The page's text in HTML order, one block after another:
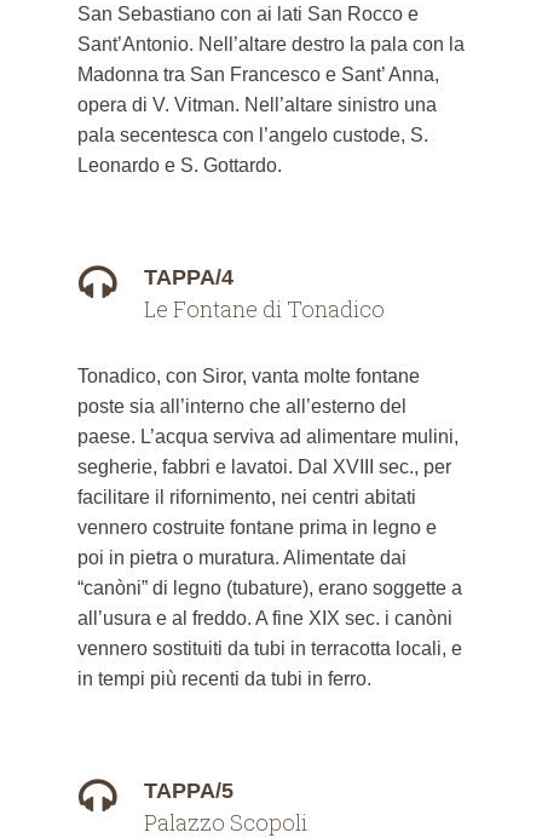
San Sebastiano con ai lati San Rocco e
Sant’Antonio. Nell’altare destro la pala con la
Madonna tra San Francesco e Sant’ Anna,
opera di V. Vitman. Nell’altare sinistro una
pala secentesca con l’angelo custode, S.
Leonardo e S. Gottardo.
TAPPA/4
Le Fontane di Tonadico
Tonadico, con Siror, vanta molte fontane
poste sia all’interno che all’esterno del
paese. L’acqua serviva ad alimentare mulini,
segherie, fabbri e lavatoi. Dal XVIII sec., per
facilitare il rifornimento, nei centri abitati
vennero costruite fontane prima in legno e
poi in pietra o muratura. Alimentate dai
“canòni” di legno (tubature), erano soggette a
all’usura e al freddo. A fine XIX sec. i canòni
vennero sostituiti da tubi in terracotta locali, e
in tempi più recenti da tubi in ferro.
TAPPA/5
Palazzo Scopoli